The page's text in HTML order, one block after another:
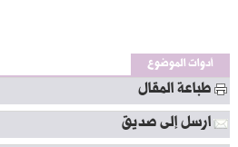
أدوات الموضوع
طباعة المقال
ارسل إلى صديق